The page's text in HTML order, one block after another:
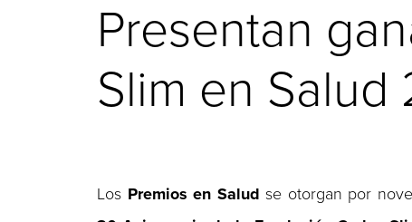
Presentan
Slim en Salud
Los Premios en Salud se otorgan por